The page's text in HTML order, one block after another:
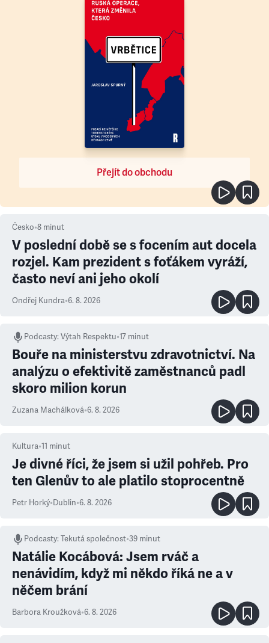
Přejít do obchodu
Česko•8 minut
V poslední době se s focením aut docela
rozjel. Kam prezident s foťákem vyráží,
často neví ani jeho okolí
Ondřej Kundra•6. 8. 2026
Podcasty:Výtah Respektu•17 minut
Bouře na ministerstvu zdravotnictví. Na
analýzu o efektivitě zaměstnanců padl
skoro milion korun
Zuzana Machálková•6. 8. 2026
Kultura•11 minut
Je divné říci, že jsem si užil pohřeb. Pro
ten Glenův to ale platilo stoprocentně
Petr Horký•Dublin•6. 8. 2026
Podcasty:Tekutá společnost•39 minut
Natálie Kocábová: Jsem rváč a
nenávidím, když mi někdo říká ne a v
něčem brání
Barbora Kroužková•6. 8. 2026